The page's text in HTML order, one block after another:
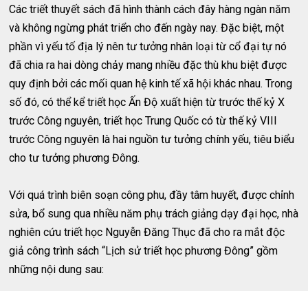
Các triết thuyết sách đã hình thành cách đây hàng ngàn năm
và không ngừng phát triển cho đến ngày nay. Đặc biệt, một
phần vì yếu tố địa lý nên tư tưởng nhân loại từ cổ đại tự nó
đã chia ra hai dòng chảy mang nhiều đặc thù khu biệt được
quy định bởi các mối quan hệ kinh tế xã hội khác nhau. Trong
số đó, có thể kể triết học Ấn Độ xuất hiện từ trước thế kỷ X
trước Công nguyên, triết học Trung Quốc có từ thế kỷ VIII
trước Công nguyên là hai nguồn tư tưởng chính yếu, tiêu biểu
cho tư tưởng phương Đông.
Với quá trình biên soạn công phu, đầy tâm huyết, được chỉnh
sửa, bổ sung qua nhiều năm phụ trách giảng dạy đại học, nhà
nghiên cứu triết học Nguyễn Đăng Thục đã cho ra mắt độc
giả công trình sách “Lịch sử triết học phương Đông” gồm
những nội dung sau: